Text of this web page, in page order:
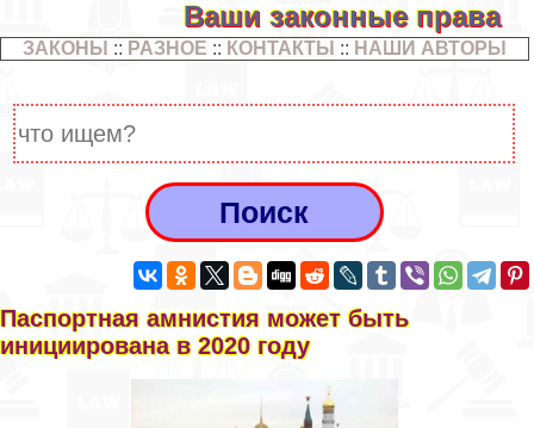
Ваши законные права
ЗАКОНЫ :: РАЗНОЕ :: КОНТАКТЫ :: НАШИ АВТОРЫ
Паспортная амнистия может быть
инициирована в 2020 году